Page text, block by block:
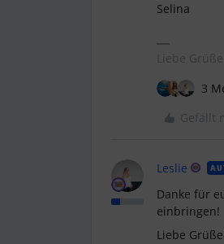
Selina
Liebe
3
Gefällt
Leslie
Danke für
einbringen!
Liebe